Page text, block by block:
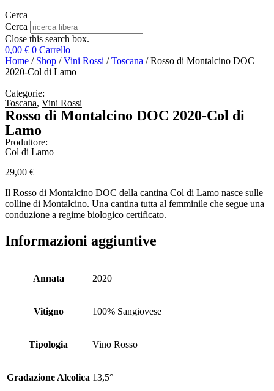
Cerca
Cerca
Close this search box.
0,00 € 0 Carrello
Home / Shop /Vini Rossi /Toscana / Rosso di Montalcino DOC
2020-Col di Lamo
Categorie:
Toscana, Vini Rossi
Rosso di Montalcino DOC 2020-Col di
Lamo
Produttore:
Col di Lamo
29,00 €
Il Rosso di Montalcino DOC della cantina Col di Lamo nasce sulle
colline di Montalcino. Una cantina tutta al femminile che segue una
conduzione a regime biologico certificato.
Informazioni aggiuntive
Annata 2020
Vitigno 100% Sangiovese
Tipologia Vino Rosso
Gradazione Alcolica 13,5°